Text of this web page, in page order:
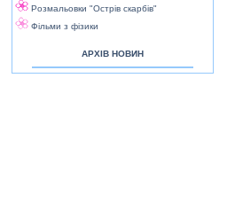
Розмальовки "Острів скарбів"
Фільми з фізики
АРХІВ НОВИН